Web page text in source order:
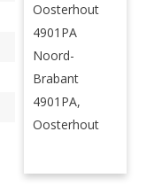
Oosterhout
4901PA
Noord-
Brabant
4901PA,
Oosterhout